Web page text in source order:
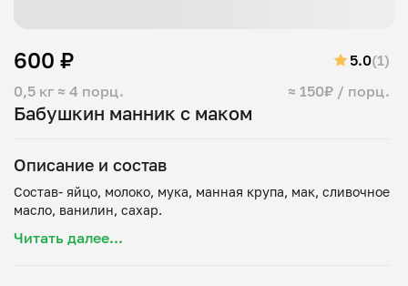
Бабушкин манник с маком
0,5 кг ≈ 4 порц. ≈ 150₽ / порц.
600 ₽ 5.0(1)
Описание и состав
Состав- яйцо, молоко, мука, манная крупа, мак, сливочное
Читать далее...